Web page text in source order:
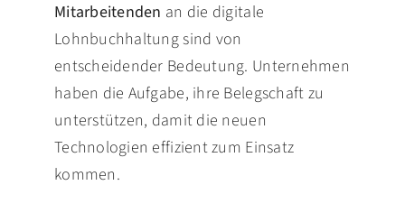
Mitarbeitenden an die digitale
Lohnbuchhaltung sind von
entscheidender Bedeutung. Unternehmen
haben die Aufgabe, ihre Belegschaft zu
unterstützen, damit die neuen
Technologien effizient zum Einsatz
kommen.